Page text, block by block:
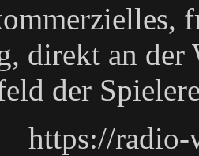
direkt an der
der
https://